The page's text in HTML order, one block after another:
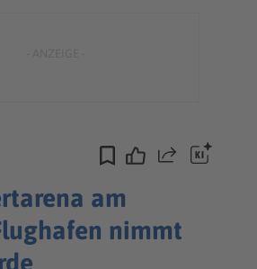
Teilen
am
nimmt